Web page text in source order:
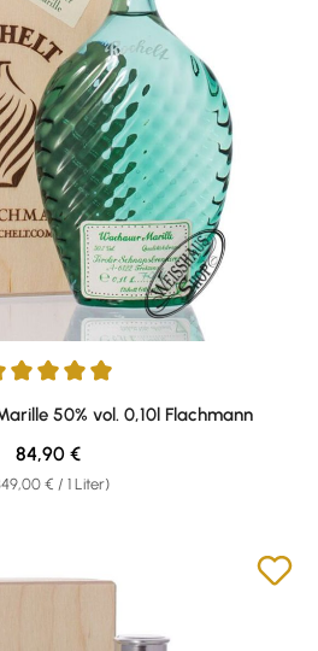
von 4.93 von 5 Sternen
50% vol. 0,10l Flachmann
€ / 1 Liter)
Regulärer Preis:
84,90 €